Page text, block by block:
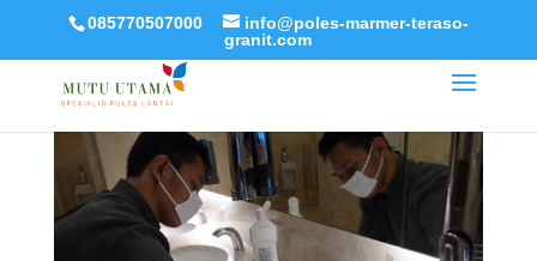
085770507000
info@poles-marmer-teraso-
granit.com